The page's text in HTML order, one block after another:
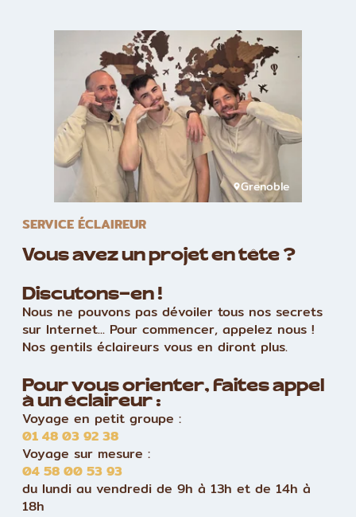
Grenoble
SERVICE ÉCLAIREUR
Vous avez un projet en tête ?
Discutons-en !
Nous ne pouvons pas dévoiler tous nos secrets
sur Internet... Pour commencer, appelez nous !
Nos gentils éclaireurs vous en diront plus.
Pour vous orienter, faites appel
à un éclaireur :
Voyage en petit groupe :
01 48 03 92 38
Voyage sur mesure :
04 58 00 53 93
du lundi au vendredi de 9h à 13h et de 14h à
18h